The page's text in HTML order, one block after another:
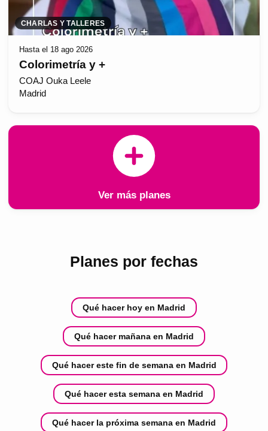
CHARLAS Y TALLERES
Hasta el 18 ago 2026
Colorimetría y +
COAJ Ouka Leele
Madrid
Ver más planes
Planes por fechas
Qué hacer hoy en Madrid
Qué hacer mañana en Madrid
Qué hacer este fin de semana en Madrid
Qué hacer esta semana en Madrid
Qué hacer la próxima semana en Madrid